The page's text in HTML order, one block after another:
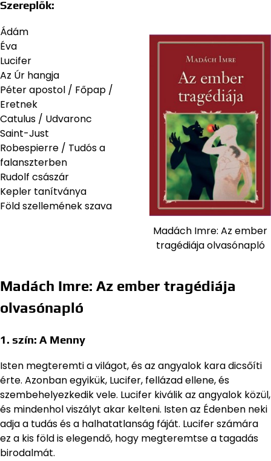
Szereplők:
Madách Imre: Az ember
tragédiája olvasónapló
Ádám
Éva
Lucifer
Az Úr hangja
Péter apostol / Főpap /
Eretnek
Catulus / Udvaronc
Saint-Just
Robespierre / Tudós a
falanszterben
Rudolf császár
Kepler tanítványa
Föld szellemének szava
Madách Imre: Az ember tragédiája
olvasónapló
1. szín: A Menny
Isten megteremti a világot, és az angyalok kara dicsőíti
érte. Azonban egyikük, Lucifer, fellázad ellene, és
szembehelyezkedik vele. Lucifer kiválik az angyalok közül,
és mindenhol viszályt akar kelteni. Isten az Édenben neki
adja a tudás és a halhatatlanság fáját. Lucifer számára
ez a kis föld is elegendő, hogy megteremtse a tagadás
birodalmát.